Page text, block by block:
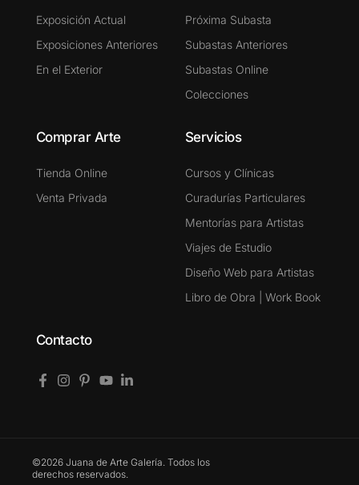
Exposición Actual
Exposiciones Anteriores
En el Exterior
Próxima Subasta
Subastas Anteriores
Subastas Online
Colecciones
Comprar Arte
Tienda Online
Venta Privada
Servicios
Cursos y Clínicas
Curadurías Particulares
Mentorías para Artistas
Viajes de Estudio
Diseño Web para Artistas
Libro de Obra | Work Book
Contacto
©2026 Juana de Arte Galería. Todos los
derechos reservados.